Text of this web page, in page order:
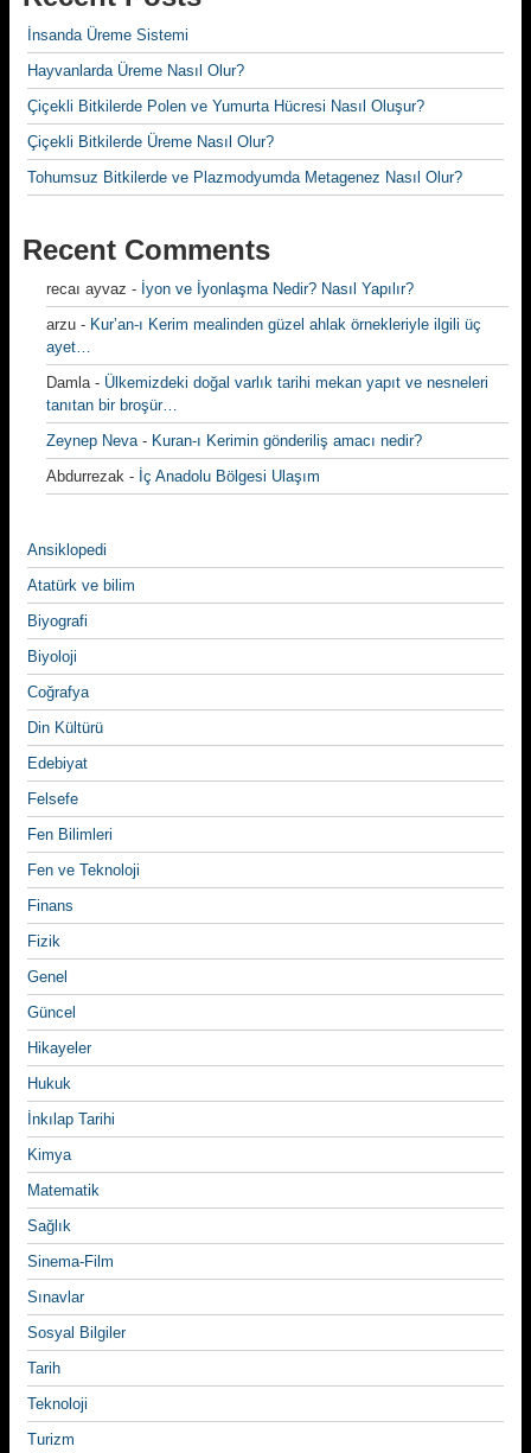
İnsanda Üreme Sistemi
Hayvanlarda Üreme Nasıl Olur?
Çiçekli Bitkilerde Polen ve Yumurta Hücresi Nasıl Oluşur?
Çiçekli Bitkilerde Üreme Nasıl Olur?
Tohumsuz Bitkilerde ve Plazmodyumda Metagenez Nasıl Olur?
Recent Comments
recaı ayvaz - İyon ve İyonlaşma Nedir? Nasıl Yapılır?
arzu - Kur’an-ı Kerim mealinden güzel ahlak örnekleriyle ilgili üç
ayet…
Damla- Ülkemizdeki doğal varlık tarihi mekan yapıt ve nesneleri
tanıtan bir broşür…
Zeynep Neva- Kuran-ı Kerimin gönderiliş amacı nedir?
Abdurrezak - İç Anadolu Bölgesi Ulaşım
Ansiklopedi
Atatürk ve bilim
Biyografi
Biyoloji
Coğrafya
Din Kültürü
Edebiyat
Felsefe
Fen Bilimleri
Fen ve Teknoloji
Finans
Fizik
Genel
Güncel
Hikayeler
Hukuk
İnkılap Tarihi
Kimya
Matematik
Sağlık
Sinema-Film
Sınavlar
Sosyal Bilgiler
Tarih
Teknoloji
Turizm